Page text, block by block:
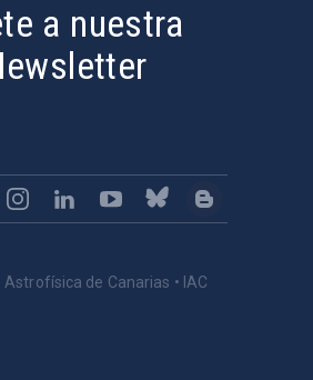
a nuestra
de Canarias • IAC